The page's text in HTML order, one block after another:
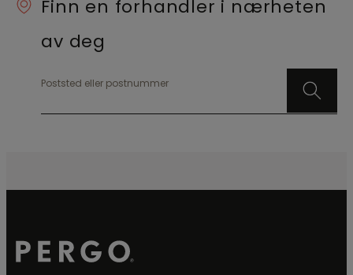
Finn en forhandler i nærheten
av deg
Poststed eller postnummer